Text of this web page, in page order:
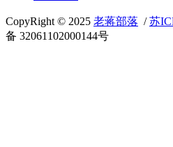
CopyRight © 2025 老蒋部落 /苏
备 32061102000144号